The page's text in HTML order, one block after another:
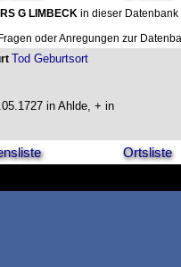
G LIMBECK in dieser
oder Anregungen zur
Tod Geburtsort
in Ahlde, + in
Ortsliste